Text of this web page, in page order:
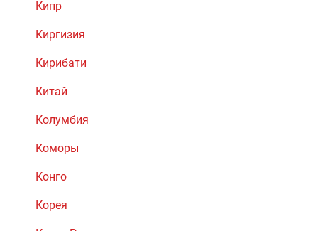
Кипр
Киргизия
Кирибати
Китай
Колумбия
Коморы
Конго
Корея